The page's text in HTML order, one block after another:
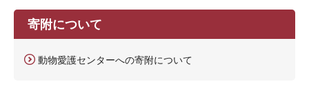
寄附について
動物愛護センターへの寄附について